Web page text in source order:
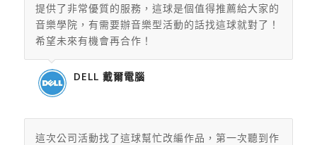
提供了非常優質的服務，這球是個值得推薦給大家的
音樂學院， 有需要辦音樂型活動的話找這球就對了！
希望未來有機會再合作！
DELL 戴爾電腦
這次公司活動找了這球幫忙改編作品，第一次聽到作